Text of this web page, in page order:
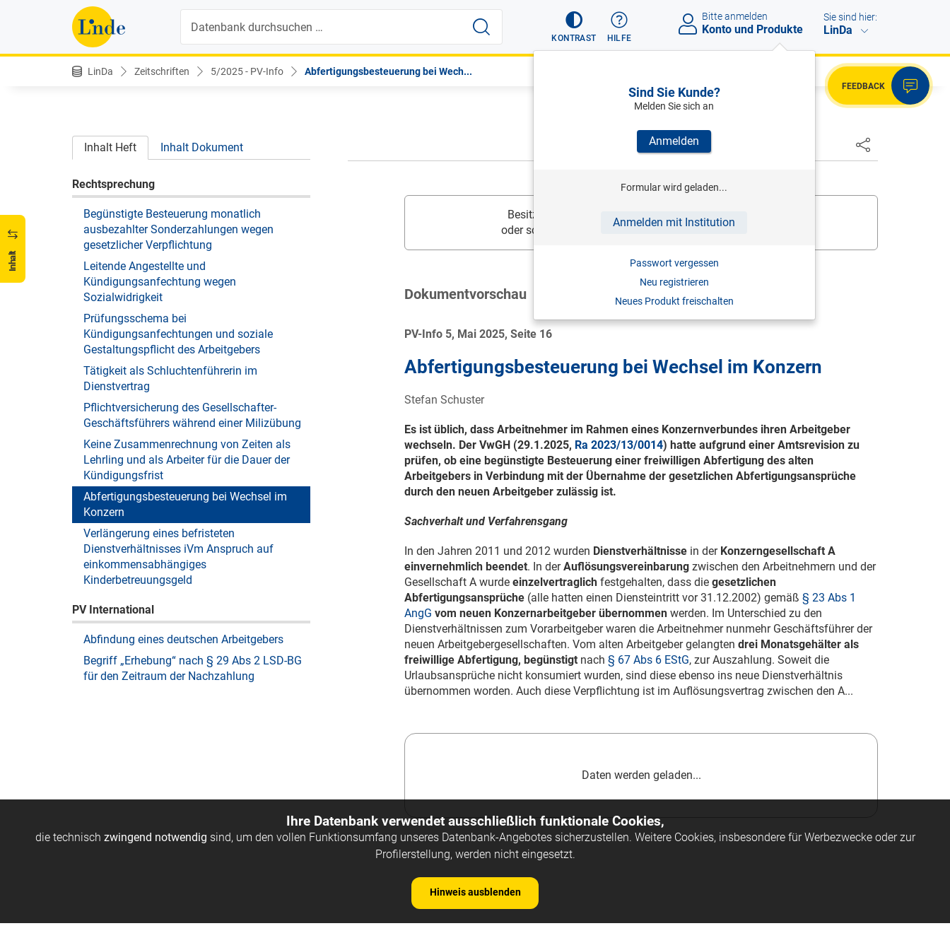
KONTRAST HILFE
Bitte anmelden
Konto und Produkte
Sind Sie Kunde?
Melden Sie sich an
Anmelden
Formular wird geladen...
Anmelden mit Institution
Passwort vergessen
Neu registrieren
Neues Produkt freischalten
Sie sind hier:
LinDa
LinDa Zeitschriften 5/2025 - PV-Info Abfertigungsbesteuerung bei Wech...
FEEDBACK
Inhalt
Inhalt Heft Inhalt Dokument
Rechtsprechung
Begünstigte Besteuerung monatlich
ausbezahlter Sonderzahlungen wegen
gesetzlicher Verpflichtung
Leitende Angestellte und
Kündigungsanfechtung wegen
Sozialwidrigkeit
Prüfungsschema bei
Kündigungsanfechtungen und soziale
Gestaltungspflicht des Arbeitgebers
Tätigkeit als Schluchtenführerin im
Dienstvertrag
Pflichtversicherung des Gesellschafter-
Geschäftsführers während einer Milizübung
Keine Zusammenrechnung von Zeiten als
Lehrling und als Arbeiter für die Dauer der
Kündigungsfrist
Abfertigungsbesteuerung bei Wechsel im
Konzern
Verlängerung eines befristeten
Dienstverhältnisses iVm Anspruch auf
einkommensabhängiges
Kinderbetreuungsgeld
PV International
Abfindung eines deutschen Arbeitgebers
Begriff „Erhebung“ nach § 29 Abs 2 LSD-BG
für den Zeitraum der Nachzahlung
Besitzen Sie diesen Inhalt bereits, melden Sie sich an
oder schalten Sie
Ihr Produkt zur digitalen Nutzung frei
Dokumentvorschau
PV-Info 5, Mai 2025, Seite 16
Abfertigungsbesteuerung bei Wechsel im Konzern
Stefan Schuster
Es ist üblich, dass Arbeitnehmer im Rahmen eines Konzernverbundes ihren Arbeitgeber
wechseln. Der VwGH (29.1.2025, Ra 2023/13/0014) hatte aufgrund einer Amtsrevision zu
prüfen, ob eine begünstigte Besteuerung einer freiwilligen Abfertigung des alten
Arbeitgebers in Verbindung mit der Übernahme der gesetzlichen Abfertigungsansprüche
durch den neuen Arbeitgeber zulässig ist.
Sachverhalt und Verfahrensgang
In den Jahren 2011 und 2012 wurden Dienstverhältnisse in der Konzerngesellschaft A
einvernehmlich beendet. In derAuflösungsvereinbarung zwischen den Arbeitnehmern und der
Gesellschaft A wurde einzelvertraglich festgehalten, dass die gesetzlichen
Abfertigungsansprüche (alle hatten einen Diensteintritt vor31.12.2002) gemäß § 23 Abs 1
AngG vom neuen Konzernarbeitgeber übernommen werden. Im Unterschied zu den
Dienstverhältnissen zum Vorarbeitgeber waren die Arbeitnehmer nunmehr Geschäftsführer der
neuen Arbeitgebergesellschaften. Vom alten Arbeitgeber gelangten drei Monatsgehälter als
freiwillige Abfertigung, begünstigt nach § 67 Abs 6 EStG, zur Auszahlung. Soweit die
Urlaubsansprüche nicht konsumiert wurden, sind diese ebenso ins neue Dienstverhältnis
übernommen worden. Auch diese Verpflichtung ist im Auflösungsvertrag zwischen den A...
Daten werden geladen...
Ihre Datenbank verwendet ausschließlich funktionale Cookies,
die technisch zwingend notwendig sind, um den vollen Funktionsumfang unseres Datenbank-Angebotes sicherzustellen. Weitere Cookies, insbesondere für Werbezwecke oder zur
Profilerstellung, werden nicht eingesetzt.
Hinweis ausblenden